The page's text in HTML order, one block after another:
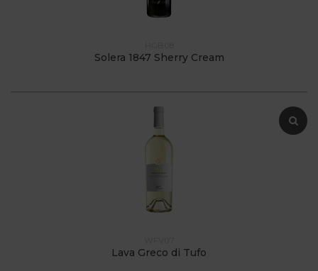
Solera 1847 Sherry Cream
Lava Greco di Tufo